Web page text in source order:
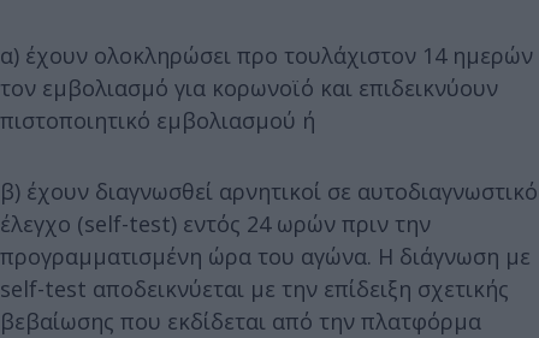
α) έχουν ολοκληρώσει προ τουλάχιστον 14 ημερών
τον εμβολιασμό για κορωνοϊό και επιδεικνύουν
πιστοποιητικό εμβολιασμού ή
β) έχουν διαγνωσθεί αρνητικοί σε αυτοδιαγνωστικό
έλεγχο (self-test) εντός 24 ωρών πριν την
προγραμματισμένη ώρα του αγώνα. Η διάγνωση με
self-test αποδεικνύεται με την επίδειξη σχετικής
βεβαίωσης που εκδίδεται από την πλατφόρμα